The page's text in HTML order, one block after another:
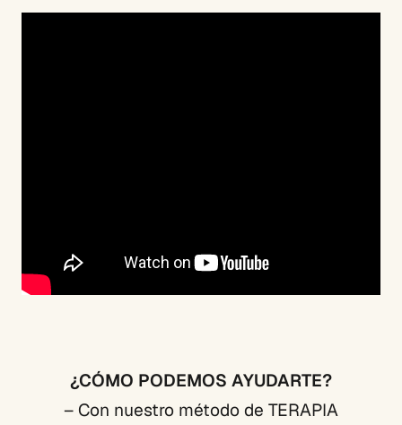
¿CÓMO PODEMOS AYUDARTE?
– Con nuestro método de TERAPIA